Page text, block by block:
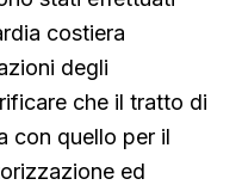
costiera
degli
che il tratto di
con quello per il
ed